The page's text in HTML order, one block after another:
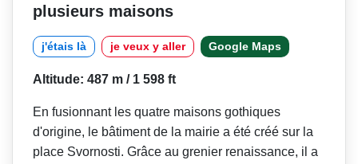
plusieurs maisons
j'étais là je veux y aller Google Maps
Altitude: 487 m / 1 598 ft
En fusionnant les quatre maisons gothiques
d'origine, le bâtiment de la mairie a été créé sur la
place Svornosti. Grâce au grenier renaissance, il a